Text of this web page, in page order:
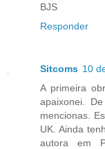
BJS
Responder
Sitcoms 10
A primeira
apaixonei.
mencionas.
UK. Ainda
autora em